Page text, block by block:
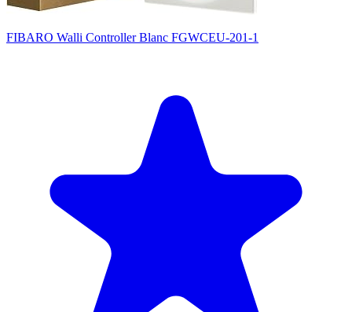
FIBARO Walli Controller Blanc FGWCEU-201-1